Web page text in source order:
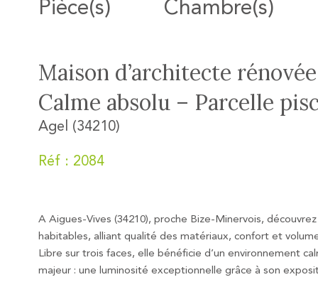
Pièce(s) Chambre(s)
Maison d’architecte
Calme absolu – Parcelle
Agel (34210)
Réf : 2084
A Aigues-Vives (34210), proche Bize-Minervois,
habitables, alliant qualité des matériaux, confort et
Libre sur trois faces, elle bénéficie d’un environnement
majeur : une luminosité exceptionnelle grâce à son